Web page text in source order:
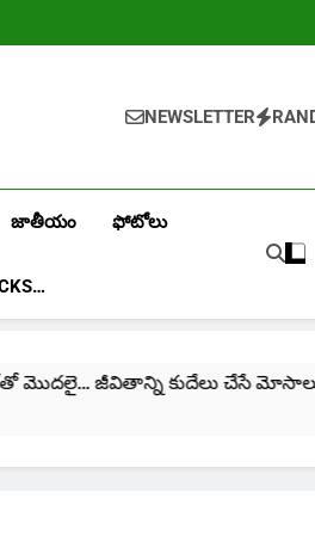
NEWSLETTER
జాతీయం ఫోటోలు
జీవితాన్ని కుదేలు చేసే మోసాలు..!!